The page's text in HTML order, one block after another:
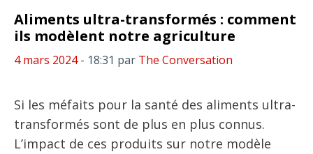
Aliments ultra-transformés : comment
ils modèlent notre agriculture
4 mars 2024- 18:31 par The Conversation
Si les méfaits pour la santé des aliments ultra-
transformés sont de plus en plus connus.
L’impact de ces produits sur notre modèle